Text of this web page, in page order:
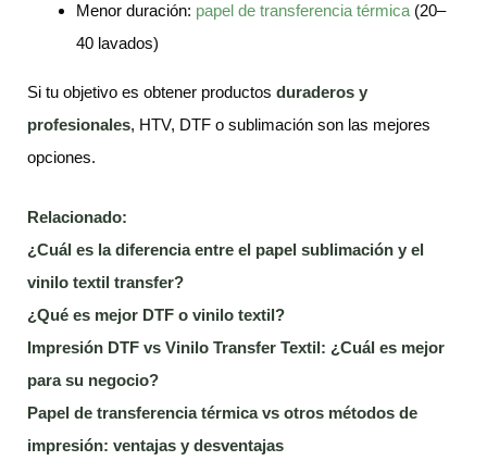
Menor duración: papel de transferencia térmica(20–
40 lavados)
Si tu objetivo es obtener productos duraderos y
profesionales, HTV, DTF o sublimación son las mejores
opciones.
Relacionado:
¿Cuál es la diferencia entre el papel sublimación y el
vinilo textil transfer?
¿Qué es mejor DTF o vinilo textil?
Impresión DTF vs Vinilo Transfer Textil: ¿Cuál es mejor
para su negocio?
Papel de transferencia térmica vs otros métodos de
impresión: ventajas y desventajas